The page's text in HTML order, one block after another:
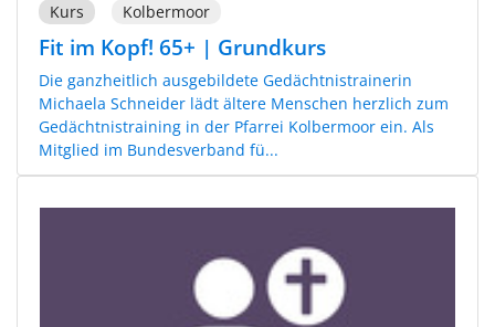
Kurs Kolbermoor
Fit im Kopf! 65+ | Grundkurs
Die ganzheitlich ausgebildete Gedächtnistrainerin
Michaela Schneider lädt ältere Menschen herzlich zum
Gedächtnistraining in der Pfarrei Kolbermoor ein. Als
Mitglied im Bundesverband fü...